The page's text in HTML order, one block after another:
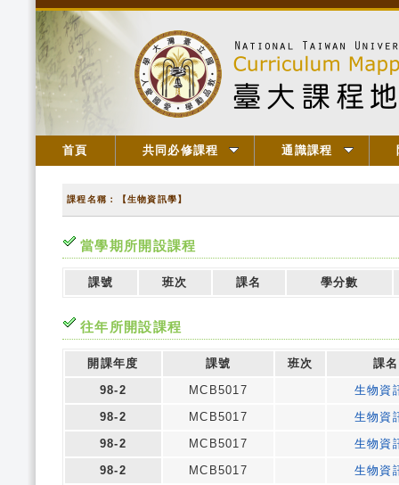
首頁 共同必修課程 通識課程
課程名稱：【生物資訊學】
當學期所開設課程
課號 班次 課名 學分數
往年所開設課程
開課年度 課號 班次
課名
98-2
MCB5017
生物資
98-2
MCB5017
生物資
98-2
MCB5017
生物資
98-2
MCB5017
生物資